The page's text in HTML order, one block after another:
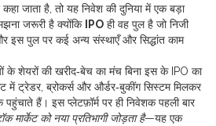
कहा जाता है, तो यह निवेश की दुनिया में एक बड़ा
जरूरी है क्योंकि
IPO ही वह पुल है जो निजी
इस पुल पर कई अन्य संस्थाएँ और सिद्धांत काम
के शेयरों की खरीद‑बेच का मंच बिना इस के IPO का
में ट्रेडर, ब्रोकर्स और और्डर‑बुकींग सिस्टम मिलकर
हैं। इस प्लेटफ़ॉर्म पर ही निवेशक पहली बार
मार्केट को नया प्रतिभागी जोड़ता है—यह एक